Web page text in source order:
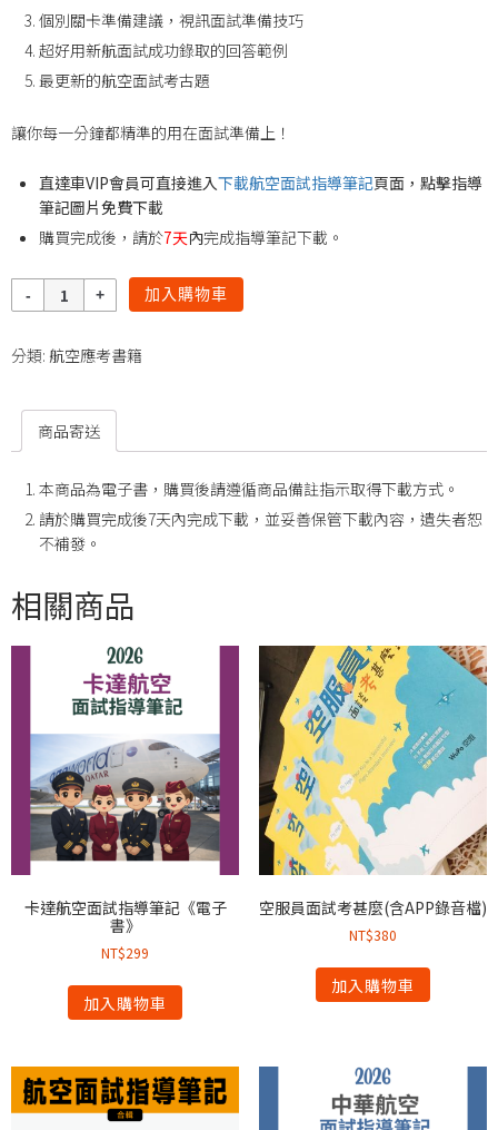
個別關卡準備建議，視訊面試準備技巧
超好用新航面試成功錄取的回答範例
最更新的航空面試考古題
讓你每一分鐘都精準的用在面試準備上！
直達車VIP會員可直接進入下載航空面試指導筆記頁面，點擊指導
筆記圖片免費下載
購買完成後，請於7天內完成指導筆記下載。
量
加入購物車
分類: 航空應考書籍
商品寄送
本商品為電子書，購買後請遵循商品備註指示取得下載方式。
請於購買完成後7天內完成下載，並妥善保管下載內容，遺失者恕
不補發。
相關商品
卡達航空面試指導筆記《電子
書》
NT$299
加入購物車
空服員面試考甚麼(含APP錄音檔)
NT$380
加入購物車